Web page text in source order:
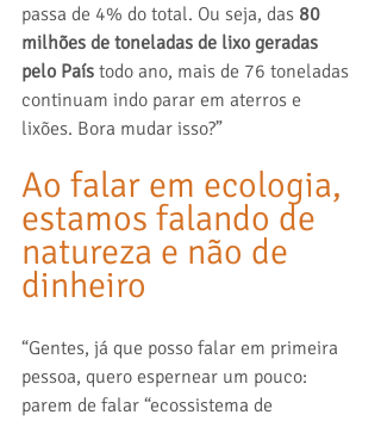
passa de 4% do total. Ou seja, das 80
milhões de toneladas de lixo geradas
pelo País todo ano, mais de 76 toneladas
continuam indo parar em aterros e
lixões. Bora mudar isso?”
Ao falar em ecologia,
estamos falando de
natureza e não de
dinheiro
“Gentes, já que posso falar em primeira
pessoa, quero espernear um pouco:
parem de falar “ecossistema de